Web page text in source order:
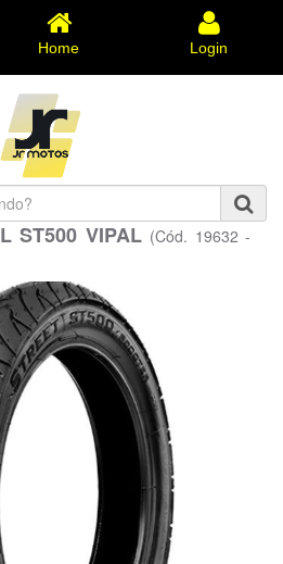
Home Login
ST500 VIPAL (Cód. 19632 -